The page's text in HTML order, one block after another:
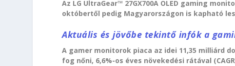
Az LG UltraGear™ 27GX700A OLED gaming
októbertől pedig Magyarországon is kapható
Aktuális és jövőbe tekintő infók a
A gamer monitorok piaca az idei 11,35 milliárd
fog nőni, 6,6%-os éves növekedési rátával